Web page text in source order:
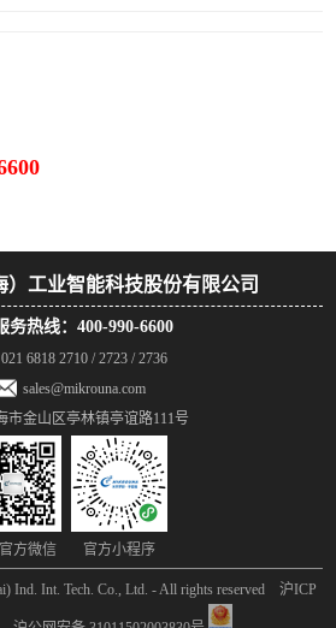
）工业智能科技股份有限公司
务热线：400-990-6600
021 6818 2710 / 2723 / 2736
sales@mikrouna.com
市金山区亭林镇亭谊路111号
方微信 官方小程序
Ind. Int. Tech. Co., Ltd. - All rights reserved 沪ICP